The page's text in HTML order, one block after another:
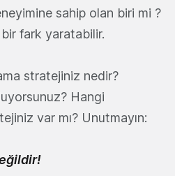
sahip olan biri mi ?
bir fark yaratabilir.
stratejiniz nedir?
Hangi
var mı? Unutmayın: